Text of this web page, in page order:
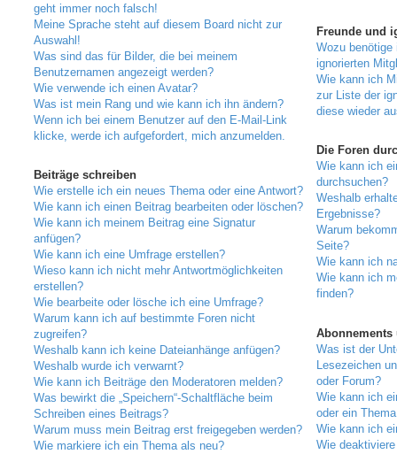
geht immer noch falsch!
Meine Sprache steht auf diesem Board nicht zur
Auswahl!
Was sind das für Bilder, die bei meinem
Benutzernamen angezeigt werden?
Wie verwende ich einen Avatar?
Was ist mein Rang und wie kann ich ihn ändern?
Wenn ich bei einem Benutzer auf den E-Mail-Link
klicke, werde ich aufgefordert, mich anzumelden.
Beiträge schreiben
Wie erstelle ich ein neues Thema oder eine Antwort?
Wie kann ich einen Beitrag bearbeiten oder löschen?
Wie kann ich meinem Beitrag eine Signatur
anfügen?
Wie kann ich eine Umfrage erstellen?
Wieso kann ich nicht mehr Antwortmöglichkeiten
erstellen?
Wie bearbeite oder lösche ich eine Umfrage?
Warum kann ich auf bestimmte Foren nicht
zugreifen?
Weshalb kann ich keine Dateianhänge anfügen?
Weshalb wurde ich verwarnt?
Wie kann ich Beiträge den Moderatoren melden?
Was bewirkt die „Speichern“-Schaltfläche beim
Schreiben eines Beitrags?
Warum muss mein Beitrag erst freigegeben werden?
Wie markiere ich ein Thema als neu?
Freunde und
Wozu benötige
ignorierten
Wie kann ich
zur Liste der
diese wieder
Die Foren
Wie kann ich
durchsuchen?
Weshalb
Ergebnisse?
Warum
Seite?
Wie kann ich
Wie kann ich
finden?
Abonnements
Was ist der
Lesezeichen
oder Forum?
Wie kann ich
oder ein
Wie kann ich
Wie